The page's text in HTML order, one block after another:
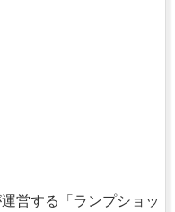
営する「ランプショッ